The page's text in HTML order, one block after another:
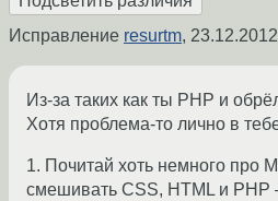
Исправление resurtm,
Из-за таких как ты PHP и
Хотя проблема-то лично в
1. Почитай хоть немного про
смешивать CSS, HTML и PHP